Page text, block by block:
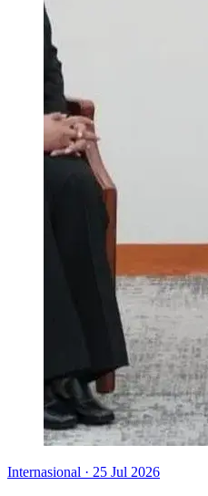
Internasional · 25 Jul 2026